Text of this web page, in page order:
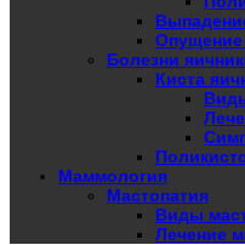
Опущение
Болезни
Киста
Маммология
Мастопатия
Виды
Лечение